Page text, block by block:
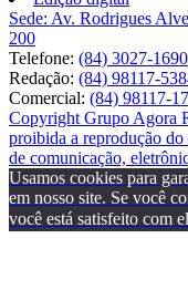
Sede: Av. Rodrigues
200
Telefone: (84) 3027-1690
Redação: (84) 98117-
Comercial: (84) 98117-
Copyright Grupo Agora
proibida a reprodução
de comunicação,
Usamos cookies para
em nosso site. Se você
você está satisfeito com